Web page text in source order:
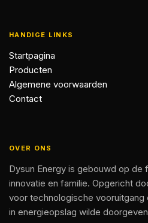
HANDIGE LINKS
Startpagina
Producten
Algemene voorwaarden
Contact
OVER ONS
Dysun Energy is gebouwd op de
innovatie en familie. Opgericht
voor technologische vooruitgang
in energieopslag wilde